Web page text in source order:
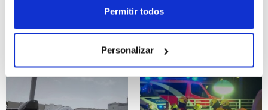
Permitir todos
Personalizar
dos incêndios florestais
Date: 26/07/2026 17:10
levam ao desalojamento
Madrid, Ávila e Castellón
ID: 47521643